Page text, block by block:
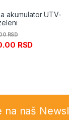
akumulator UTV-
RSD
RSD
na naš